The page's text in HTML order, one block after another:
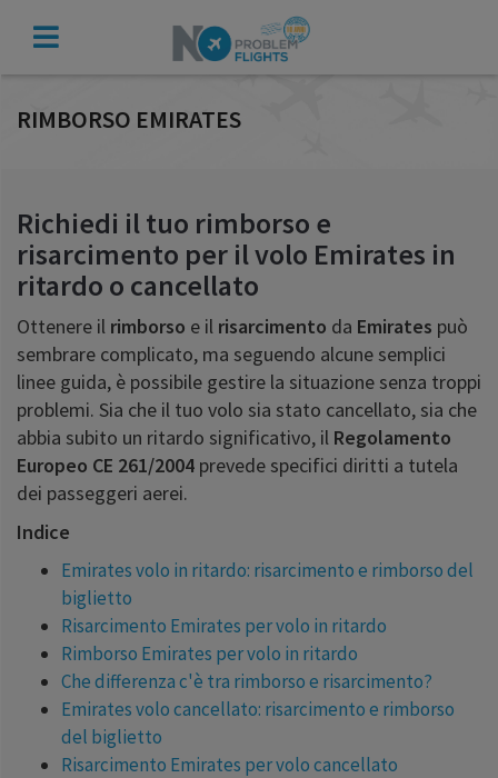
RIMBORSO EMIRATES
Richiedi il tuo rimborso e
risarcimento per il volo Emirates in
ritardo o cancellato
Ottenere il rimborso e il risarcimento da Emirates può
sembrare complicato, ma seguendo alcune semplici
linee guida, è possibile gestire la situazione senza troppi
problemi. Sia che il tuo volo sia stato cancellato, sia che
abbia subito un ritardo significativo, il Regolamento
Europeo CE 261/2004 prevede specifici diritti a tutela
dei passeggeri aerei.
Indice
Emirates volo in ritardo: risarcimento e rimborso del
biglietto
Risarcimento Emirates per volo in ritardo
Rimborso Emirates per volo in ritardo
Che differenza c'è tra rimborso e risarcimento?
Emirates volo cancellato: risarcimento e rimborso
del biglietto
Risarcimento Emirates per volo cancellato